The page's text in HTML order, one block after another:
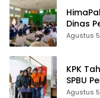
Dinas
Agustus
KPK
SPBU
Miliar
Agustus